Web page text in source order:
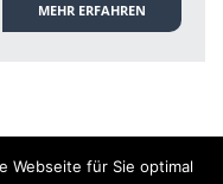
MEHR ERFAHREN
zwischen
Webseite für Sie optimal